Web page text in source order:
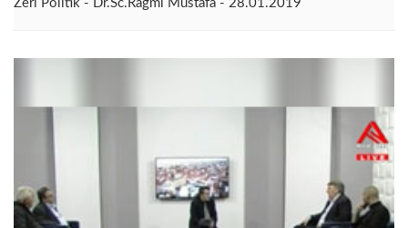
Zëri Politik - Dr.Sc.Ragmi Mustafa - 28.01.2019